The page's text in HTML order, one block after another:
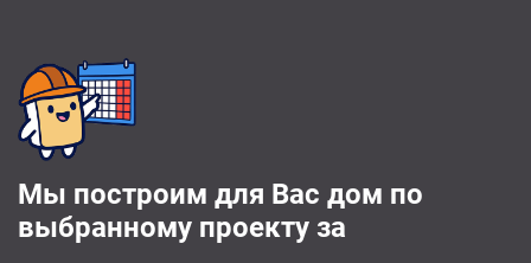
Мы построим для Вас дом по
выбранному проекту за